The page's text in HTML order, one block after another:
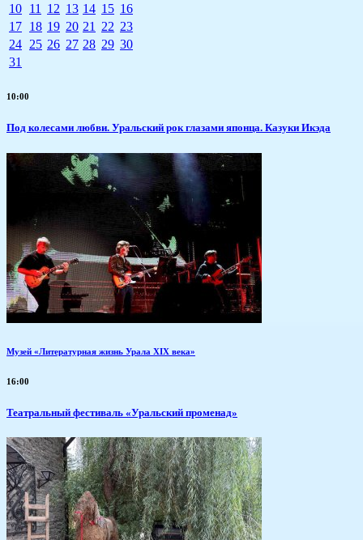
10 11 12 13 14 15 16
17 18 19 20 21 22 23
24 25 26 27 28 29 30
31
10:00
Под колесами любви. Уральский рок глазами японца. Казуки Икэда
Музей «Литературная жизнь Урала XIX века»
16:00
Театральный фестиваль «Уральский променад»